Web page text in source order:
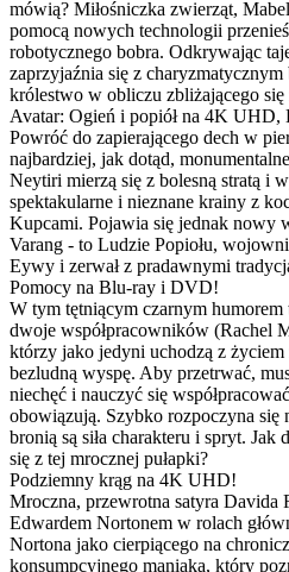
mówią? Miłośniczka zwierząt,
pomocą nowych technologii
robotycznego bobra. Odkrywając
zaprzyjaźnia się z
królestwo w obliczu zbliżającego
Avatar: Ogień i popiół na 4K
Powróć do zapierającego dech w
najbardziej, jak dotąd,
Neytiri mierzą się z bolesną stratą i
spektakularne i nieznane krainy z
Kupcami. Pojawia się jednak nowy
Varang - to Ludzie Popiołu,
Eywy i zerwał z pradawnymi
Pomocy na Blu-ray i DVD!
W tym tętniącym czarnym
dwoje współpracowników (Rachel
którzy jako jedyni uchodzą z
bezludną wyspę. Aby przetrwać,
niechęć i nauczyć się
obowiązują. Szybko rozpoczyna się
bronią są siła charakteru i spryt. Jak
się z tej mrocznej pułapki?
Podziemny krąg na 4K UHD!
Mroczna, przewrotna satyra Davida
Edwardem Nortonem w rolach
Nortona jako cierpiącego na
konsumpcyjnego maniaka, który